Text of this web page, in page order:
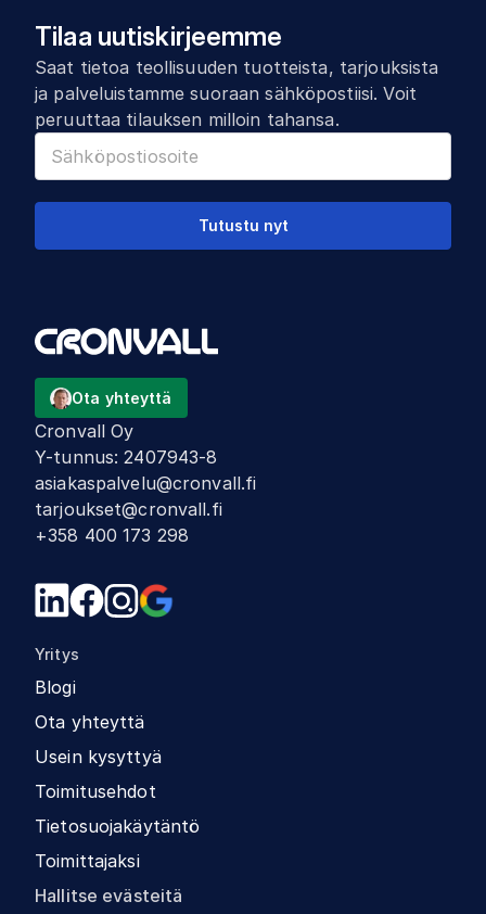
Tilaa uutiskirjeemme
Saat tietoa teollisuuden tuotteista, tarjouksista
ja palveluistamme suoraan sähköpostiisi. Voit
peruuttaa tilauksen milloin tahansa.
Tutustu nyt
Ota yhteyttä
Cronvall Oy
Y-tunnus:2407943-8
asiakaspalvelu@cronvall.fi
tarjoukset@cronvall.fi
+358 400 173 298
Yritys
Blogi
Ota yhteyttä
Usein kysyttyä
Toimitusehdot
Tietosuojakäytäntö
Toimittajaksi
Hallitse evästeitä